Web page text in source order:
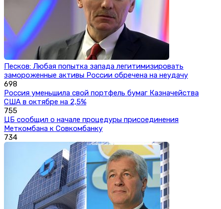
Песков: Любая попытка запада легитимизировать
замороженные активы России обречена на неудачу
698
Россия уменьшила свой портфель бумаг Казначейства
США в октябре на 2,5%
755
ЦБ сообщил о начале процедуры присоединения
Меткомбана к Совкомбанку
734